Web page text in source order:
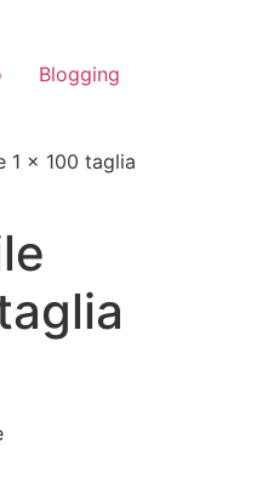
Blogging
1 x 100 taglia